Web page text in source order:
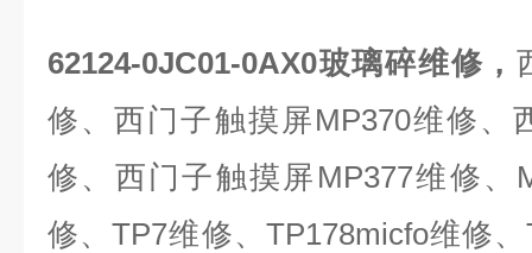
62124-0JC01-0AX0玻璃碎维修，
修、西门子触摸屏MP370维修、
修、西门子触摸屏 MP377维修、
修、TP7维修、 TP178micfo维修、